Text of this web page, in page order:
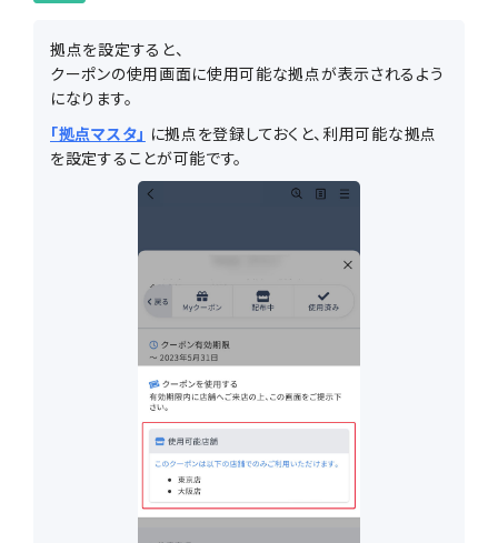
拠点を設定すると、
クーポンの使用画面に使用可能な拠点が表示されるよう
になります。
「拠点マスタ」 に拠点を登録しておくと、利用可能な拠点
を設定することが可能です。